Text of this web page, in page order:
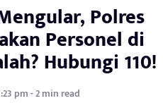
Polres
Personel di
Hubungi 110!
pm - 2 min read